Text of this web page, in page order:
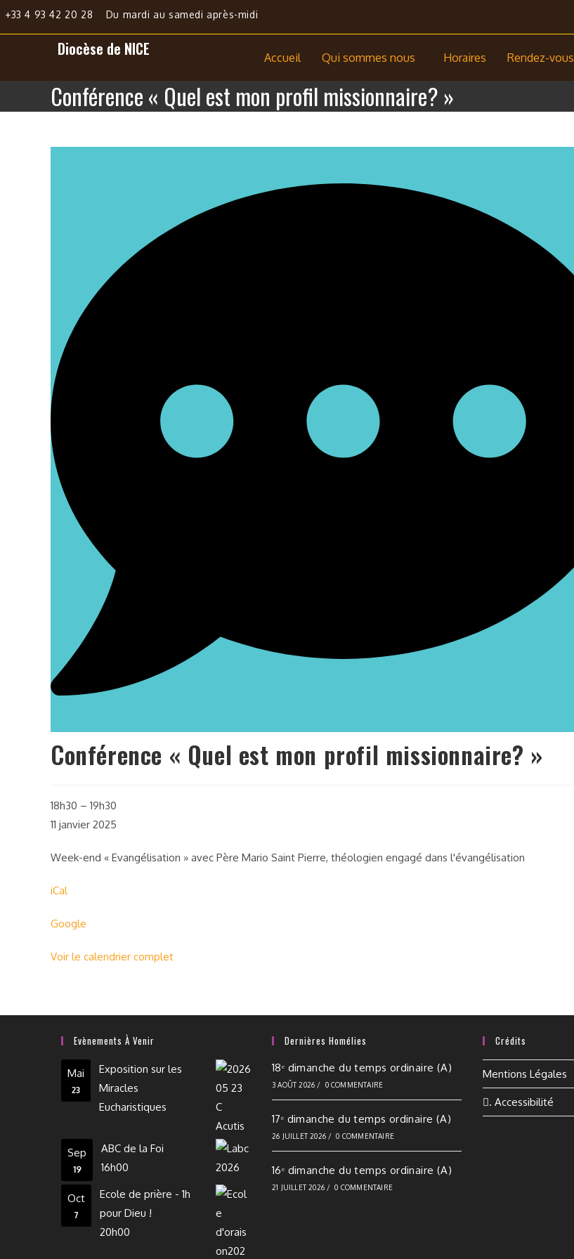
+33 4 93 42 20 28 Du mardi au samedi après-midi
Diocèse de NICE Accueil Qui sommes nous Horaires Rendez-vous
Conférence « Quel est mon profil missionnaire? »
Conférence « Quel est mon profil missionnaire? »
18h30 – 19h30
11 janvier 2025
Week-end « Evangélisation » avec Père Mario Saint Pierre, théologien engagé dans l'évangélisation
iCal
Google
Voir le calendrier complet
Evènements À Venir
Mai
23
Exposition sur les
Miracles
Eucharistiques
Sep
19
ABC de la Foi
16h00
Oct
7
Ecole de prière - 1h
pour Dieu !
20h00
Dernières Homélies
18ᵉ dimanche du temps ordinaire (A)
3 AOÛT 2026 / 0 COMMENTAIRE
17ᵉ dimanche du temps ordinaire (A)
26 JUILLET 2026 / 0 COMMENTAIRE
16ᵉ dimanche du temps ordinaire (A)
21 JUILLET 2026 / 0 COMMENTAIRE
Crédits
Mentions Légales
. Accessibilité